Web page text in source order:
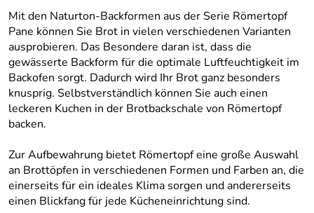
Mit den Naturton-Backformen aus der Serie Römertopf
Pane können Sie Brot in vielen verschiedenen Varianten
ausprobieren. Das Besondere daran ist, dass die
gewässerte Backform für die optimale Luftfeuchtigkeit im
Backofen sorgt. Dadurch wird Ihr Brot ganz besonders
knusprig. Selbstverständlich können Sie auch einen
leckeren Kuchen in der Brotbackschale von Römertopf
backen.
Zur Aufbewahrung bietet Römertopf eine große Auswahl
an Brottöpfen in verschiedenen Formen und Farben an, die
einerseits für ein ideales Klima sorgen und andererseits
einen Blickfang für jede Kücheneinrichtung sind.